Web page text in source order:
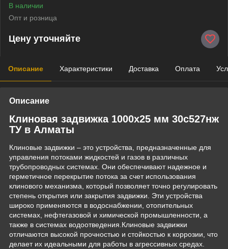
В наличии
Опт и розница
Цену уточняйте
Описание Характеристики Доставка Оплата
Описание
Клиновая задвижка 1000x25 мм 30с527нж
ТУ в Алматы
Клиновые задвижки – это устройства, предназначенные для
управления потоками жидкостей и газов в различных
трубопроводных системах. Они обеспечивают надежное и
герметичное перекрытие потока за счет использования
клинового механизма, который позволяет точно регулировать
степень открытия или закрытия задвижки. Эти устройства
широко применяются в водоснабжении, отопительных
системах, нефтегазовой и химической промышленности, а
также в системах водоотведения.Клиновые задвижки
отличаются высокой прочностью и стойкостью к коррозии, что
делает их идеальными для работы в агрессивных средах.